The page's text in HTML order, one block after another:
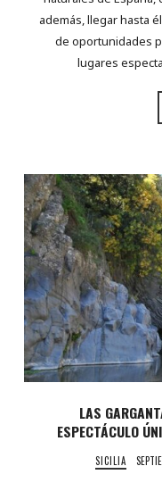
además, llegar hasta
de oportunidades
lugares
LAS
ESPECTÁCULO
SICILIA